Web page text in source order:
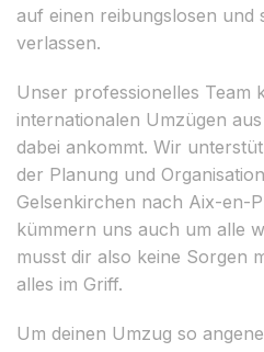
auf einen reibungslosen und
verlassen.
Unser professionelles Team
internationalen Umzügen
dabei ankommt. Wir
der Planung und
Gelsenkirchen nach Aix-en-
kümmern uns auch um alle
musst dir also keine Sorgen
alles im Griff.
Um deinen Umzug so